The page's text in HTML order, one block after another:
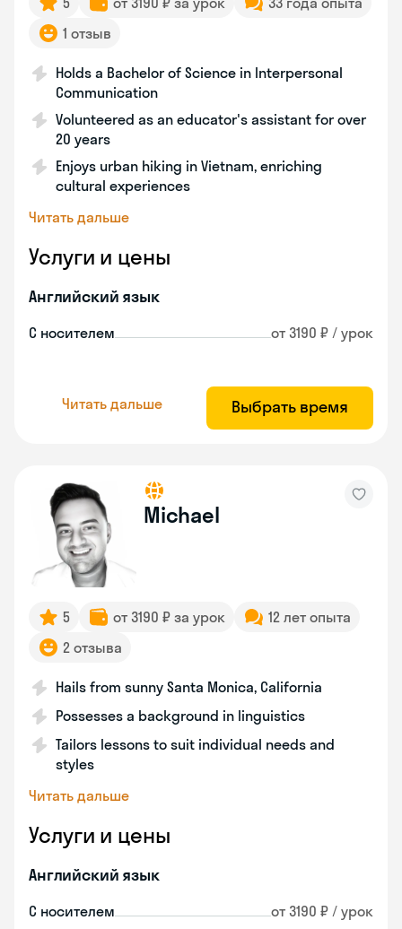
1 отзыв
Holds a Bachelor of Science in Interpersonal
Communication
Volunteered as an educator's assistant for over
20 years
Enjoys urban hiking in Vietnam, enriching
cultural experiences
Читать дальше
Услуги и цены
Английский язык
С носителем от 3190 ₽ / урок
Читать дальше Выбрать время
Michael
5 от 3190 ₽ за урок
12 лет опыта
2 отзыва
Hails from sunny Santa Monica, California
Possesses a background in linguistics
Tailors lessons to suit individual needs and
styles
Читать дальше
Услуги и цены
Английский язык
С носителем от 3190 ₽ / урок